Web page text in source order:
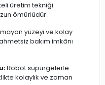
üretim tekniği
ömürlüdür.
yüzeyi ve kolay
bakım imkânı
Robot süpürgelerle
kolaylık ve zaman